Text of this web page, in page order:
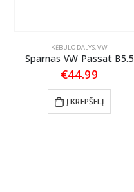
KĖBULO DALYS,VW
Sparnas VW Passat B5.5
€44.99
Į KREPŠELĮ